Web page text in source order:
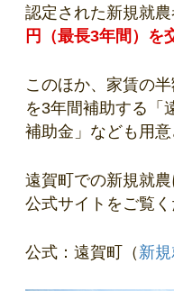
認定された新規就農
円（最長3年間）を
このほか、家賃の
を3年間補助する「
補助金」なども用意
遠賀町での新規就
公式サイトをご覧く
公式：遠賀町（ 新